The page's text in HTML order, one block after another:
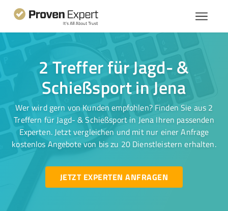
2 Treffer für Jagd- &
Schießsport in Jena
Wer wird gern von Kunden empfohlen? Finden Sie aus 2
Treffern für Jagd- & Schießsport in Jena Ihren passenden
Experten. Jetzt vergleichen und mit nur einer Anfrage
kostenlos Angebote von bis zu 20 Dienstleistern erhalten.
JETZT EXPERTEN ANFRAGEN